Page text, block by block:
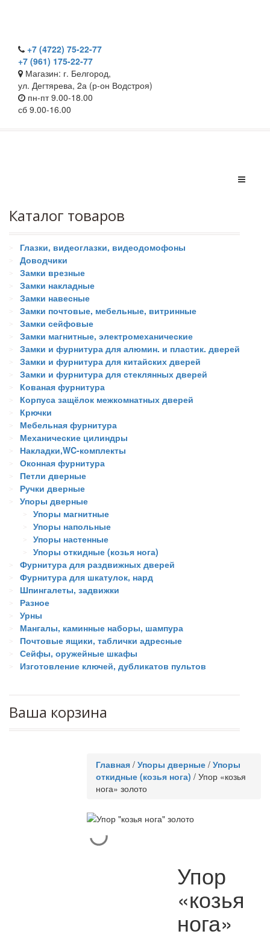
+7 (4722) 75-22-77
+7 (961) 175-22-77
Магазин: г. Белгород,
ул. Дегтярева, 2а (р-он Водстроя)
пн-пт 9.00-18.00
сб 9.00-16.00
Каталог товаров
Глазки, видеоглазки, видеодомофоны
Доводчики
Замки врезные
Замки накладные
Замки навесные
Замки почтовые, мебельные, витринные
Замки сейфовые
Замки магнитные, электромеханические
Замки и фурнитура для алюмин. и пластик. дверей
Замки и фурнитура для китайских дверей
Замки и фурнитура для стеклянных дверей
Кованая фурнитура
Корпуса защёлок межкомнатных дверей
Крючки
Мебельная фурнитура
Механические цилиндры
Накладки,WC-комплекты
Оконная фурнитура
Петли дверные
Ручки дверные
Упоры дверные
Упоры магнитные
Упоры напольные
Упоры настенные
Упоры откидные (козья нога)
Фурнитура для раздвижных дверей
Фурнитура для шкатулок, нард
Шпингалеты, задвижки
Разное
Урны
Мангалы, каминные наборы, шампура
Почтовые ящики, таблички адресные
Сейфы, оружейные шкафы
Изготовление ключей, дубликатов пультов
Ваша корзина
Главная / Упоры дверные / Упоры
откидные (козья нога) / Упор «козья
нога» золото
Упор
«козья
нога»